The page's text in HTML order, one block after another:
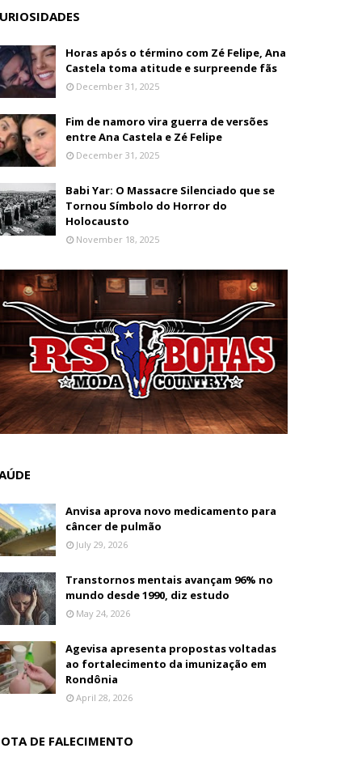
Horas após o término com Zé Felipe, Ana
Castela toma atitude e surpreende fãs
December 31, 2025
Fim de namoro vira guerra de versões
entre Ana Castela e Zé Felipe
December 31, 2025
Babi Yar: O Massacre Silenciado que se
Tornou Símbolo do Horror do
Holocausto
November 18, 2025
Anvisa aprova novo medicamento para
câncer de pulmão
July 29, 2026
Transtornos mentais avançam 96% no
mundo desde 1990, diz estudo
May 24, 2026
Agevisa apresenta propostas voltadas
ao fortalecimento da imunização em
Rondônia
April 28, 2026
DE FALECIMENTO